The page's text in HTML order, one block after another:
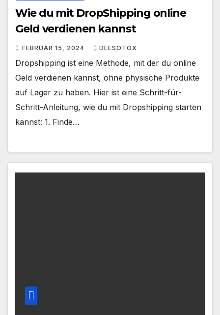
Wie du mit DropShipping online
Geld verdienen kannst
FEBRUAR 15, 2024 DEESOTOX
Dropshipping ist eine Methode, mit der du online
Geld verdienen kannst, ohne physische Produkte
auf Lager zu haben. Hier ist eine Schritt-für-
Schritt-Anleitung, wie du mit Dropshipping starten
kannst: 1. Finde…